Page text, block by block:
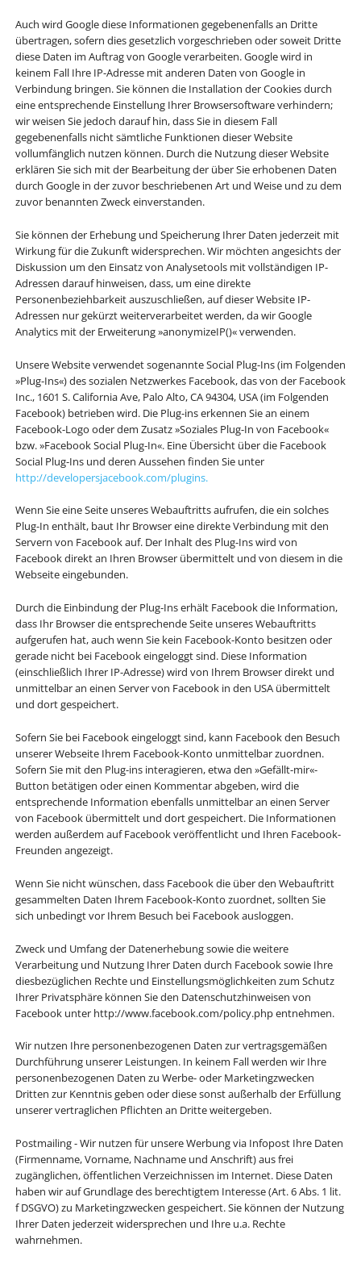
Auch wird Google diese Informationen gegebenenfalls an Dritte
übertragen, sofern dies gesetzlich vorgeschrieben oder soweit Dritte
diese Daten im Auftrag von Google verarbeiten. Google wird in
keinem Fall Ihre IP-Adresse mit anderen Daten von Google in
Verbindung bringen. Sie können die Installation der Cookies durch
eine entsprechende Einstellung Ihrer Browsersoftware verhindern;
wir weisen Sie jedoch darauf hin, dass Sie in diesem Fall
gegebenenfalls nicht sämtliche Funktionen dieser Website
vollumfänglich nutzen können. Durch die Nutzung dieser Website
erklären Sie sich mit der Bearbeitung der über Sie erhobenen Daten
durch Google in der zuvor beschriebenen Art und Weise und zu dem
zuvor benannten Zweck einverstanden.
Sie können der Erhebung und Speicherung Ihrer Daten jederzeit mit
Wirkung für die Zukunft widersprechen. Wir möchten angesichts der
Diskussion um den Einsatz von Analysetools mit vollständigen IP-
Adressen darauf hinweisen, dass, um eine direkte
Personenbeziehbarkeit auszuschließen, auf dieser Website IP-
Adressen nur gekürzt weiterverarbeitet werden, da wir Google
Analytics mit der Erweiterung »anonymizeIP()« verwenden.
Unsere Website verwendet sogenannte Social Plug-Ins (im Folgenden
»Plug-Ins«) des sozialen Netzwerkes Facebook, das von der Facebook
Inc., 1601 S. California Ave, Palo Alto, CA 94304, USA (im Folgenden
Facebook) betrieben wird. Die Plug-ins erkennen Sie an einem
Facebook-Logo oder dem Zusatz »Soziales Plug-In von Facebook«
bzw. »Facebook Social Plug-In«. Eine Übersicht über die Facebook
Social Plug-Ins und deren Aussehen finden Sie unter
http://developersjacebook.com/plugins.
Wenn Sie eine Seite unseres Webauftritts aufrufen, die ein solches
Plug-In enthält, baut Ihr Browser eine direkte Verbindung mit den
Servern von Facebook auf. Der Inhalt des Plug-Ins wird von
Facebook direkt an Ihren Browser übermittelt und von diesem in die
Webseite eingebunden.
Durch die Einbindung der Plug-Ins erhält Facebook die Information,
dass Ihr Browser die entsprechende Seite unseres Webauftritts
aufgerufen hat, auch wenn Sie kein Facebook-Konto besitzen oder
gerade nicht bei Facebook eingeloggt sind. Diese Information
(einschließlich Ihrer IP-Adresse) wird von Ihrem Browser direkt und
unmittelbar an einen Server von Facebook in den USA übermittelt
und dort gespeichert.
Sofern Sie bei Facebook eingeloggt sind, kann Facebook den Besuch
unserer Webseite Ihrem Facebook-Konto unmittelbar zuordnen.
Sofern Sie mit den Plug-ins interagieren, etwa den »Gefällt-mir«-
Button betätigen oder einen Kommentar abgeben, wird die
entsprechende Information ebenfalls unmittelbar an einen Server
von Facebook übermittelt und dort gespeichert. Die Informationen
werden außerdem auf Facebook veröffentlicht und Ihren Facebook-
Freunden angezeigt.
Wenn Sie nicht wünschen, dass Facebook die über den Webauftritt
gesammelten Daten Ihrem Facebook-Konto zuordnet, sollten Sie
sich unbedingt vor Ihrem Besuch bei Facebook ausloggen.
Zweck und Umfang der Datenerhebung sowie die weitere
Verarbeitung und Nutzung Ihrer Daten durch Facebook sowie Ihre
diesbezüglichen Rechte und Einstellungsmöglichkeiten zum Schutz
Ihrer Privatsphäre können Sie den Datenschutzhinweisen von
Facebook unter http://www.facebook.com/policy.php entnehmen.
Wir nutzen Ihre personenbezogenen Daten zur vertragsgemäßen
Durchführung unserer Leistungen. In keinem Fall werden wir Ihre
personenbezogenen Daten zu Werbe- oder Marketingzwecken
Dritten zur Kenntnis geben oder diese sonst außerhalb der Erfüllung
unserer vertraglichen Pflichten an Dritte weitergeben.
Postmailing - Wir nutzen für unsere Werbung via Infopost Ihre Daten
(Firmenname, Vorname, Nachname und Anschrift) aus frei
zugänglichen, öffentlichen Verzeichnissen im Internet. Diese Daten
haben wir auf Grundlage des berechtigtem Interesse (Art. 6 Abs. 1 lit.
f DSGVO) zu Marketingzwecken gespeichert. Sie können der Nutzung
Ihrer Daten jederzeit widersprechen und Ihre u.a. Rechte
wahrnehmen.